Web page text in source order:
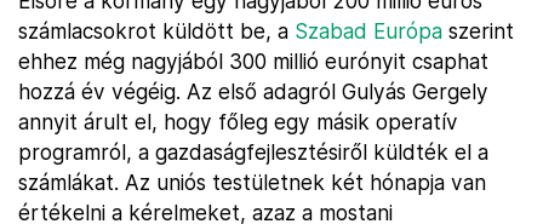
számlacsokrot küldött be, a Szabad Európa szerint
ehhez még nagyjából 300 millió eurónyit csaphat
hozzá év végéig. Az első adagról Gulyás Gergely
annyit árult el, hogy főleg egy másik operatív
programról, a gazdaságfejlesztésiről küldték el a
számlákat. Az uniós testületnek két hónapja van
értékelni a kérelmeket, azaz a mostani